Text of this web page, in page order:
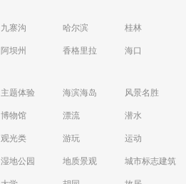
九寨沟 哈尔滨 桂林
阿坝州 香格里拉 海口
主题体验 海滨海岛 风景名胜
博物馆 漂流 潜水
观光类 游玩 运动
湿地公园 地质景观 城市标志建筑